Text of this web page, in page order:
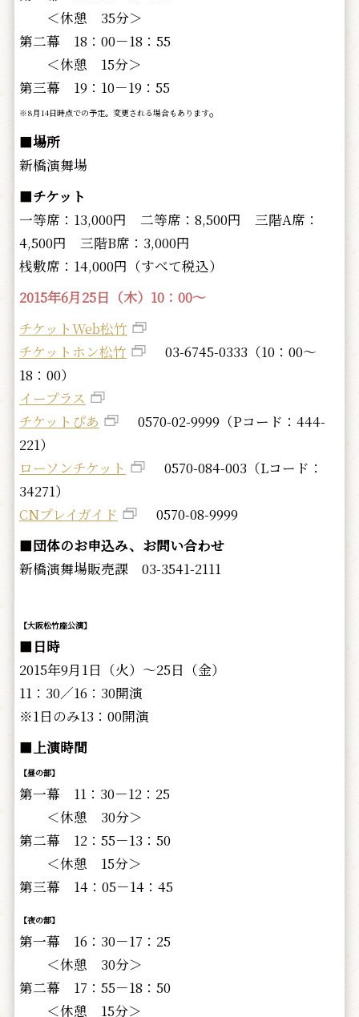
＜休憩 35分＞
第二幕 18：00－18：55
＜休憩 15分＞
第三幕 19：10－19：55
※8月14日時点での予定。変更される場合もあります。
■場所
新橋演舞場
■チケット
一等席：13,000円 二等席：8,500円 三階A席：
4,500円 三階B席：3,000円
桟敷席：14,000円（すべて税込）
2015年6月25日（木）10：00～
チケットWeb松竹
チケットホン松竹
03-6745-0333（10：00～
18：00）
イープラス
チケットぴあ
0570-02-9999（Pコード：444-
221）
ローソンチケット
0570-084-003（Lコード：
34271）
CNプレイガイド
0570-08-9999
■団体のお申込み、お問い合わせ
新橋演舞場販売課 03-3541-2111
【大阪松竹座公演】
■ 日時
2015年9月1日（火）～25日（金）
11：30／16：30開演
※1日のみ13：00開演
■ 上演時間
【昼の部】
第一幕 11：30－12：25
＜休憩 30分＞
第二幕 12：55－13：50
＜休憩 15分＞
第三幕 14：05－14：45
【夜の部】
第一幕 16：30－17：25
＜休憩 30分＞
第二幕 17：55－18：50
＜休憩 15分＞